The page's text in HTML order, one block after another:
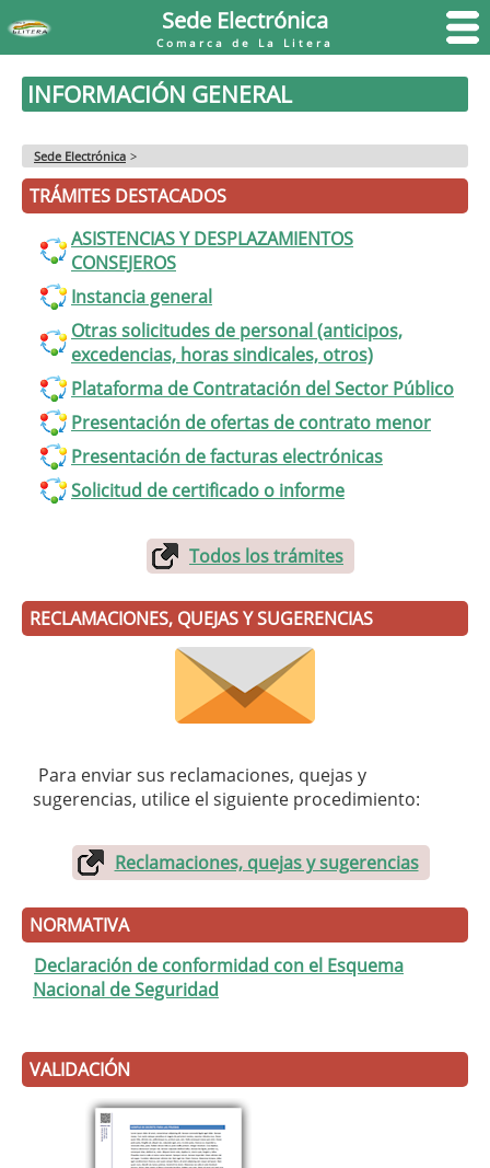
Sede Electrónica
Comarca de La Litera
INFORMACIÓN GENERAL
Sede Electrónica >
TRÁMITES DESTACADOS
ASISTENCIAS Y DESPLAZAMIENTOS
CONSEJEROS
Instancia general
Otras solicitudes de personal (anticipos,
excedencias, horas sindicales, otros)
Plataforma de Contratación del Sector Público
Presentación de ofertas de contrato menor
Presentación de facturas electrónicas
Solicitud de certificado o informe
Todos los trámites
RECLAMACIONES, QUEJAS Y SUGERENCIAS
Para enviar sus reclamaciones, quejas y
sugerencias, utilice el siguiente procedimiento:
Reclamaciones, quejas y sugerencias
NORMATIVA
Declaración de conformidad con el Esquema
Nacional de Seguridad
VALIDACIÓN